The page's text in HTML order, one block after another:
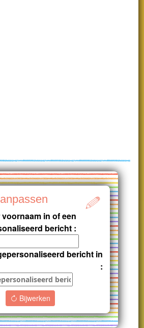
voornaam in of een
bericht :
bericht in
:
Bijwerken